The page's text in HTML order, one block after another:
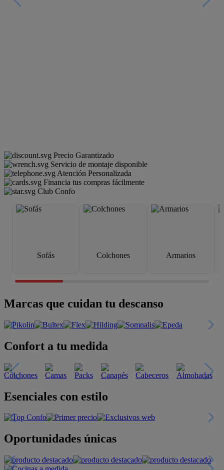
Precio Garantizado
Servicio de montaje disponible
Atención Personalizada
Financia tus compras fácilmente
Club Confo
Sofás Colchones Armarios
Marcas que cuidan tu descanso
Confort a tu medida
Esenciales con estilo
Oportunidades únicas